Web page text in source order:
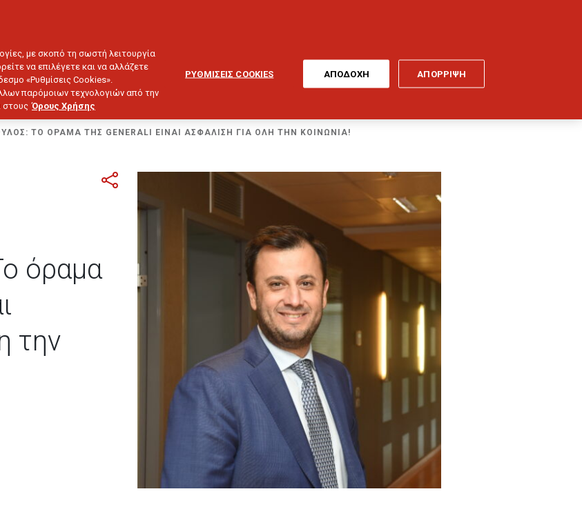
ΕΠΕΝΔΥΣΕΙΣ ΤΑΞΙΔΙ ΣΚΑΦΟΣ
ΤΟ ΟΡΑΜΑ ΤΗΣ GENERALI ΕΙΝΑΙ ΑΣΦΑΛΙΣΗ ΓΙΑ ΟΛΗ ΤΗΝ ΚΟΙΝΩΝΙΑ!
όραμα
την
με σκοπό τη σωστή λειτουργία
να επιλέγετε και να αλλάζετε
«Ρυθμίσεις Cookies».
παρόμοιων τεχνολογιών από την
στους Όρους Χρήσης
ΡΥΘΜΙΣΕΙΣ COOKIES ΑΠΟΡΡΙΨΗ
ΑΠΟΔΟΧΗ